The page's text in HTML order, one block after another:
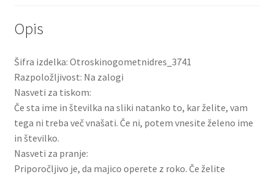
Opis
Šifra izdelka: Otroskinogometnidres_3741
Razpoložljivost: Na zalogi
Nasveti za tiskom:
Če sta ime in številka na sliki natanko to, kar želite, vam
tega ni treba več vnašati. Če ni, potem vnesite želeno ime
in številko.
Nasveti za pranje:
Priporočljivo je, da majico operete z roko. Če želite